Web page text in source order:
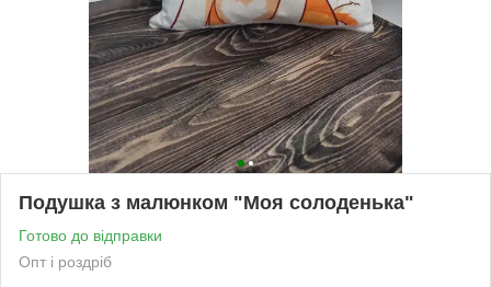
Подушка з малюнком "Моя солоденька"
Готово до відправки
Опт і роздріб